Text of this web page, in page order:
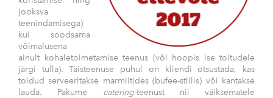
jooksva
teenindamisega)
kui soodsama
võimalusena
ainult kohaletoimetamise teenus (või hoopis ise toitudele
järgi tulla). Täisteenuse puhul on kliendi otsustada, kas
toidud serveeritakse marmiitides (bufee-stiilis) või kantakse
lauda. Pakume catering-teenust nii väiksematele